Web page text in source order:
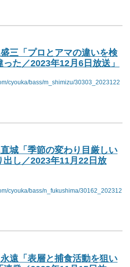
三「プロとアマの違いを検
た／2023年12月6日放送」
cyouka/bass/m_shimizu/30303_2023122
城「季節の変わり目厳しい
出し／2023年11月22日放
cyouka/bass/n_fukushima/30162_202312
遠「表層と捕食活動を狙い